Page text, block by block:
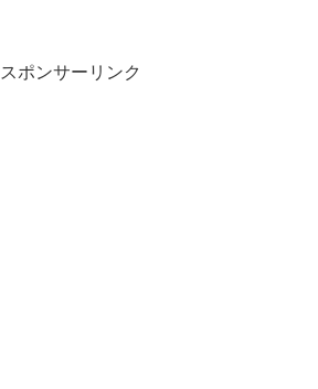
スポンサーリンク